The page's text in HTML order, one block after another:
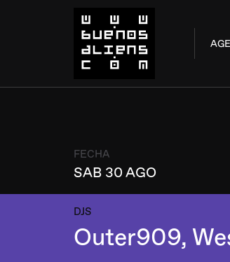
FECHA
SAB 30 AGO
DJS
Outer909,